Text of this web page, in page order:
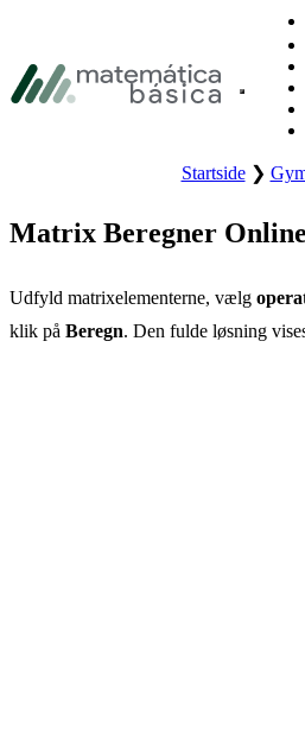
Spring til sidefod
Startside❯
Matrix Beregner Online
Udfyld matrixelementerne, vælg
klik på Beregn. Den fulde løsning